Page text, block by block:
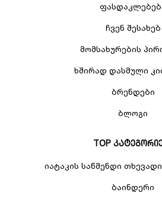
ჩვენ შესახებ
მომსახურების
ხშირად დასმული
ბრენდები
ბლოგი
TOP
იატაკის საწმენდი
ბაინდერი